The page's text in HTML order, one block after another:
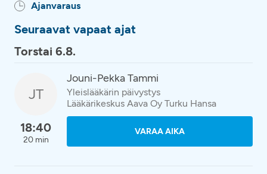
Ajanvaraus
Seuraavat vapaat ajat
Torstai 6.8.
JT
18:40
20 min
Jouni-Pekka Tammi
Yleislääkärin päivystys
Lääkärikeskus Aava Oy Turku Hansa
VARAA AIKA